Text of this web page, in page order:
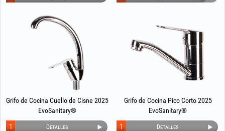
Grifo de Cocina Cuello de Cisne 2025
EvoSanitary®
Detalles
1
Grifo de Cocina Pico Corto 2025
EvoSanitary®
Detalles
1